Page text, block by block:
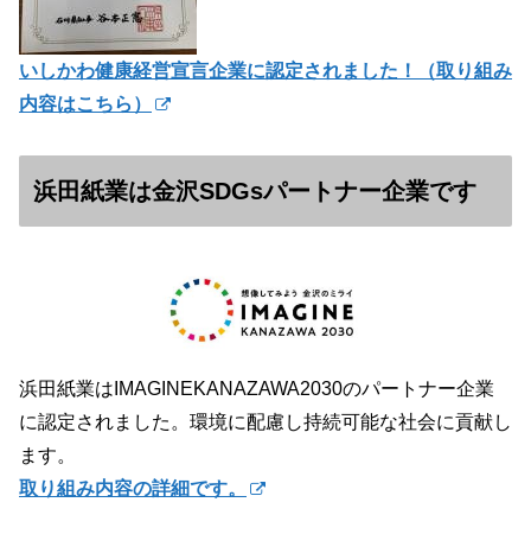
いしかわ健康経営宣言企業に認定されました！（取り組み
内容はこちら）
浜田紙業は金沢SDGsパートナー企業です
浜田紙業はIMAGINEKANAZAWA2030のパートナー企業
に認定されました。環境に配慮し持続可能な社会に貢献し
ます。
取り組み内容の詳細です。